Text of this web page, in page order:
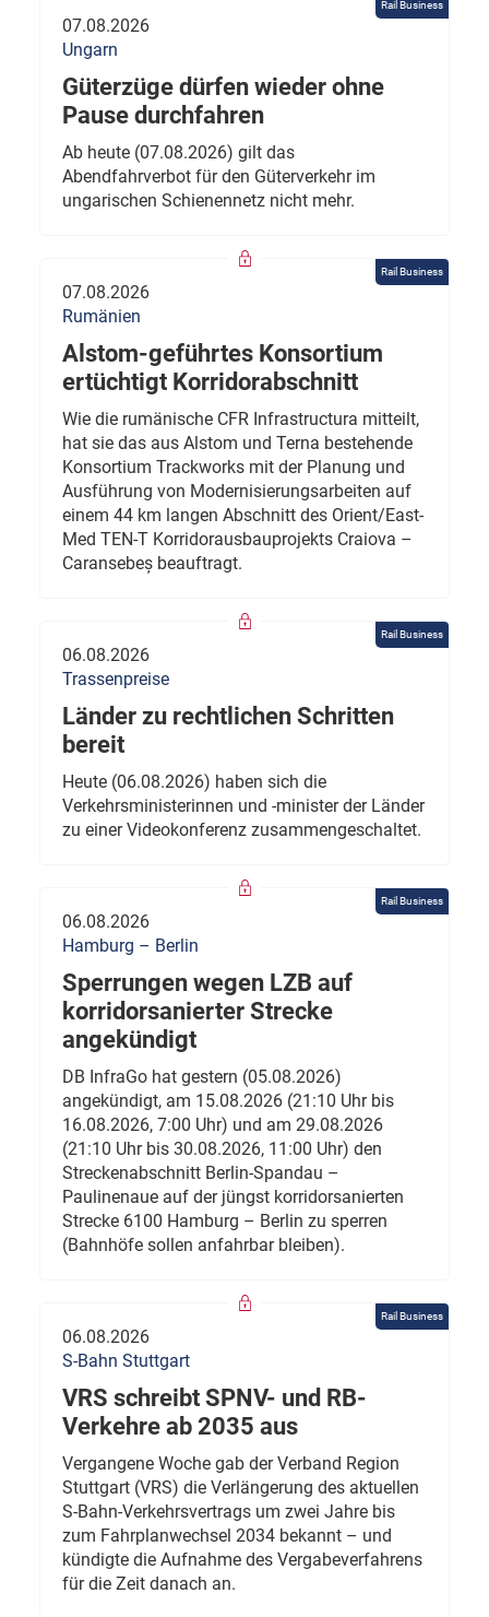
Rail Business
07.08.2026
Ungarn
Güterzüge dürfen wieder ohne
Pause durchfahren
Ab heute (07.08.2026) gilt das
Abendfahrverbot für den Güterverkehr im
ungarischen Schienennetz nicht mehr.
Rail Business
07.08.2026
Rumänien
Alstom-geführtes Konsortium
ertüchtigt Korridorabschnitt
Wie die rumänische CFR Infrastructura mitteilt,
hat sie das aus Alstom und Terna bestehende
Konsortium Trackworks mit der Planung und
Ausführung von Modernisierungsarbeiten auf
einem 44 km langen Abschnitt des Orient/East-
Med TEN-T Korridorausbauprojekts Craiova –
Caransebeș beauftragt.
Rail Business
06.08.2026
Trassenpreise
Länder zu rechtlichen Schritten
bereit
Heute (06.08.2026) haben sich die
Verkehrsministerinnen und -minister der Länder
zu einer Videokonferenz zusammengeschaltet.
Rail Business
06.08.2026
Hamburg – Berlin
Sperrungen wegen LZB auf
korridorsanierter Strecke
angekündigt
DB InfraGo hat gestern (05.08.2026)
angekündigt, am 15.08.2026 (21:10 Uhr bis
16.08.2026, 7:00 Uhr) und am 29.08.2026
(21:10 Uhr bis 30.08.2026, 11:00 Uhr) den
Streckenabschnitt Berlin-Spandau –
Paulinenaue auf der jüngst korridorsanierten
Strecke 6100 Hamburg – Berlin zu sperren
(Bahnhöfe sollen anfahrbar bleiben).
Rail Business
06.08.2026
S-Bahn Stuttgart
VRS schreibt SPNV- und RB-
Verkehre ab 2035 aus
Vergangene Woche gab der Verband Region
Stuttgart (VRS) die Verlängerung des aktuellen
S-Bahn-Verkehrsvertrags um zwei Jahre bis
zum Fahrplanwechsel 2034 bekannt – und
kündigte die Aufnahme des Vergabeverfahrens
für die Zeit danach an.